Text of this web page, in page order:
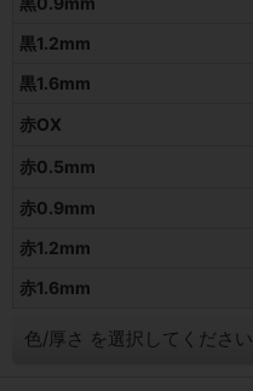
黒1.2mm
黒1.6mm
赤OX
赤0.5mm
赤0.9mm
赤1.2mm
赤1.6mm
色/厚さ を選択してください